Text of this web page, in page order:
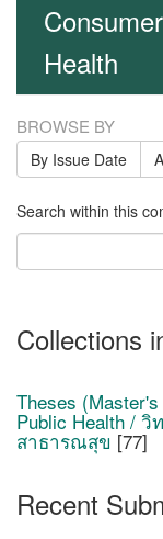
Health
BROWSE BY
By Issue Date
Search within this
Collections
Theses
Public Health /
สาธารณสุข [77]
Recent